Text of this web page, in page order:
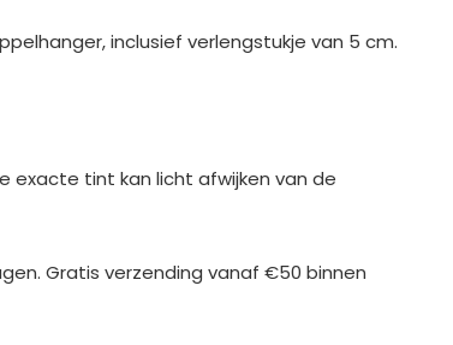
inclusief verlengstukje van 5 cm.
exacte tint kan licht afwijken van de
Gratis verzending vanaf €50 binnen